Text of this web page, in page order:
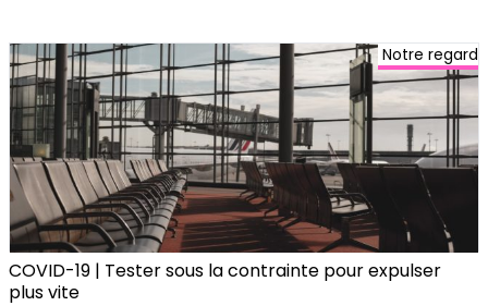
Notre regard
COVID-19 | Tester sous la contrainte pour expulser
plus vite